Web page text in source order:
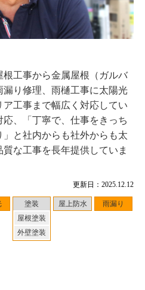
更新日：2025.12.12
塗装
屋根塗装
外壁塗装
屋上防水 雨漏り
工事から金属屋根（ガルバ
漏り修理、雨樋工事に太陽光
工事まで幅広く対応してい
、「丁寧で、仕事をきっち
と社内からも社外からも太
な工事を長年提供していま